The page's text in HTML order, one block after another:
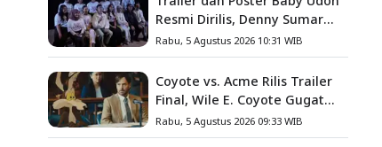
Resmi Dirilis, Denny Sumargo
Angkat Kisah Nyata Fanny
Kondoh
Rabu, 5 Agustus 2026 10:31 WIB
Coyote vs. Acme Rilis Trailer
Final, Wile E. Coyote Gugat
Acme Corporation ke
Pengadilan
Rabu, 5 Agustus 2026 09:33 WIB